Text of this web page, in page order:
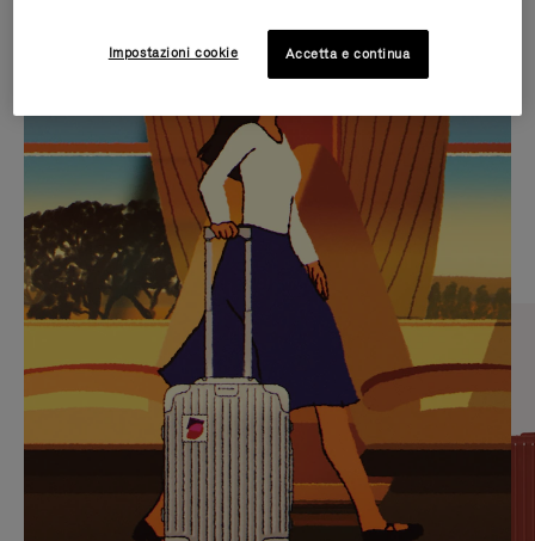
NON
È
IN
PAUSA,
PREMERE
PER
METTERLO
PAUSA
È
SILENZIATO,
PREMI
PER
ATTIVARE
LAUDIO
SELEZIONI REGALO CURATE
Trova la compagna perfetta
per ogni viaggio
Impostazioni cookie Accetta e continua